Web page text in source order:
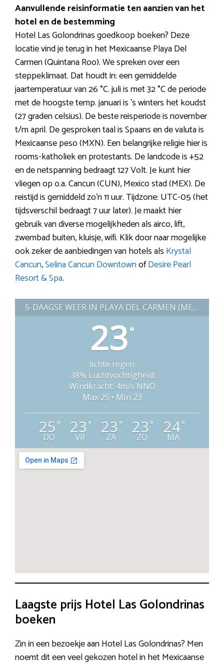
Aanvullende reisinformatie ten aanzien van het
hotel en de bestemming
Hotel Las Golondrinas goedkoop boeken? Deze
locatie vind je terug in het Mexicaanse Playa Del
Carmen (Quintana Roo). We spreken over een
steppeklimaat. Dat houdt in: een gemiddelde
jaartemperatuur van 26 °C. juli is met 32 °C de periode
met de hoogste temp. januari is ’s winters het koudst
(27 graden celsius). De beste reisperiode is november
t/m april. De gesproken taal is Spaans en de valuta is
Mexicaanse peso (MXN). Een belangrijke religie hier is
rooms-katholiek en protestants. De landcode is +52
en de netspanning bedraagt 127 Volt. Je kunt hier
vliegen op o.a. Cancun (CUN), Mexico stad (MEX). De
reistijd is gemiddeld zo’n 11 uur. Tijdzone: UTC-05 (het
tijdsverschil bedraagt 7 uur later). Je maakt hier
gebruik van diverse mogelijkheden als airco, lift,
zwembad buiten, kluisje, wifi. Klik door naar mogelijke
ook zeker de aanbiedingen van hotels als Krystal
Cancun,Selina Cancun DowntownofDesire Pearl
Resort & Spa.
5-DAAGSE WEER IN PLAYA DEL CARMEN (MEXICO)
23°
lichte regen
38% Luchtvochtigheid
Windkracht: 4m/s NNO
Max 25 • Min 23
25°
DO
23°
VR
23°
ZA
23°
ZO
24°
MA
Laagste prijs Hotel Las Golondrinas
boeken
Zin in een bezoekje aan Hotel Las Golondrinas? Men
noemt dit een veel gekozen hotel in het Mexicaanse